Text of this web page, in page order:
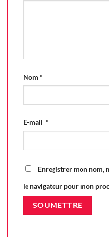
Nom *
E-mail *
Enregistrer mon nom,
le navigateur pour mon